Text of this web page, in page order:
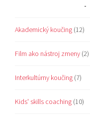
Akademický koučing (12)
Film ako nástroj zmeny (2)
Interkultúrny koučing (7)
Kids' skills coaching (10)